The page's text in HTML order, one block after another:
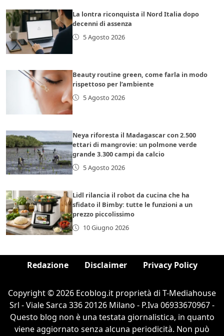
La lontra riconquista il Nord Italia dopo
decenni di assenza
5 Agosto 2026
Beauty routine green, come farla in modo
rispettoso per l’ambiente
5 Agosto 2026
Neya riforesta il Madagascar con 2.500
ettari di mangrovie: un polmone verde
grande 3.300 campi da calcio
5 Agosto 2026
Lidl rilancia il robot da cucina che ha
sfidato il Bimby: tutte le funzioni a un
prezzo piccolissimo
10 Giugno 2026
Redazione Disclaimer Privacy Policy
Copyright © 2026 Ecoblog.it proprietà di T-Mediahouse
Srl - Viale Sarca 336 20126 Milano - P.Iva 06933670967 -
Questo blog non è una testata giornalistica, in quanto
viene aggiornato senza alcuna periodicità. Non può